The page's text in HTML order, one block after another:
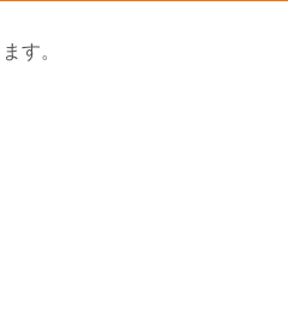
す。